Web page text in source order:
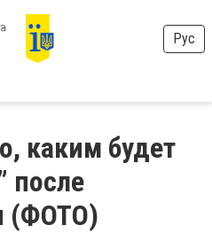
Рус
каким будет
после
(ФОТО)